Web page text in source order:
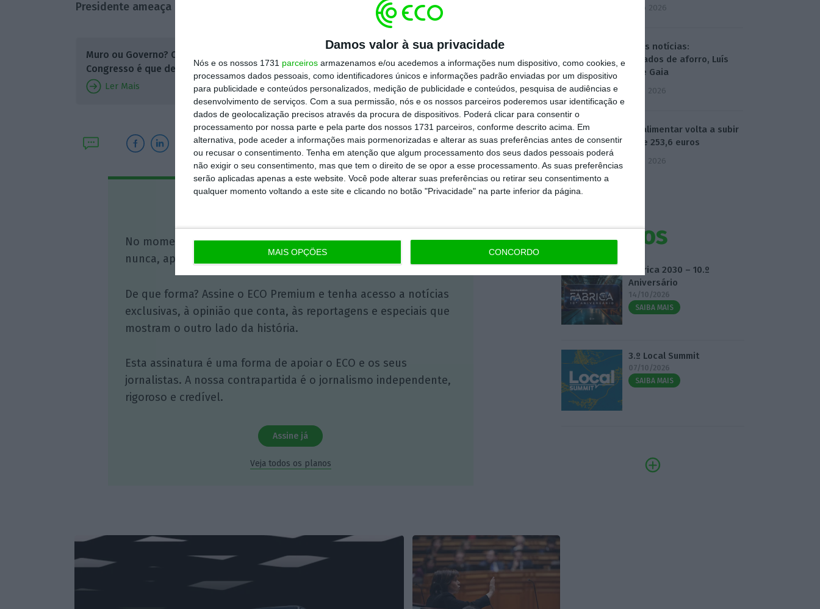
Damos valor à sua privacidade
Nós e os nossos 1731 parceiros armazenamos e/ou acedemos a informações num dispositivo, como cookies, e
processamos dados pessoais, como identificadores únicos e informações padrão enviadas por um dispositivo
para publicidade e conteúdos personalizados, medição de publicidade e conteúdos, pesquisa de audiências e
desenvolvimento de serviços. Com a sua permissão, nós e os nossos parceiros poderemos usar identificação e
dados de geolocalização precisos através da procura de dispositivos. Poderá clicar para consentir o
processamento por nossa parte e pela parte dos nossos 1731 parceiros, conforme descrito acima. Em
alternativa, pode aceder a informações mais pormenorizadas e alterar as suas preferências antes de consentir
ou recusar o consentimento. Tenha em atenção que algum processamento dos seus dados pessoais poderá
não exigir o seu consentimento, mas que tem o direito de se opor a esse processamento. As suas preferências
serão aplicadas apenas a este website. Você pode alterar suas preferências ou retirar seu consentimento a
qualquer momento voltando a este site e clicando no botão "Privacidade" na parte inferior da página.
MAIS OPÇÕES CONCORDO
Presidente ameaça com uma paralisação total do Governo
Muro ou Governo? O
Congresso é que decide
Ler Mais
Os congressistas temem que o projeto do muro, uma
das bandeiras da atual Presidência, aumente o défice
do país, temendo-se que possa mesmocolocar em
causa o plano fiscal da própria Administração.
https://eco.sapo.pt/2017/08/23/ultimato-de-donald-trump-pinta-wall-street-de-vermelho/ Copiar
No momento em que a informação é mais importante do que
nunca, apoie o jornalismo independente e rigoroso.
De que forma? Assine o ECO Premium e tenha acesso a notícias
exclusivas, à opinião que conta, às reportagens e especiais que
mostram o outro lado da história.
Esta assinatura é uma forma de apoiar o ECO e os seus
jornalistas. A nossa contrapartida é o jornalismo independente,
rigoroso e credível.
Assine já
Veja todos os planos
4 Agosto 2026
Hoje nas notícias:
certificados de aforro, Luís
Neves e Gaia
5 Agosto 2026
Cabaz alimentar volta a subir
e atinge 253,6 euros
5 Agosto 2026
Eventos
Fábrica 2030 – 10.º
Aniversário
14/10/2026
SAIBA MAIS
3.º Local Summit
07/10/2026
SAIBA MAIS